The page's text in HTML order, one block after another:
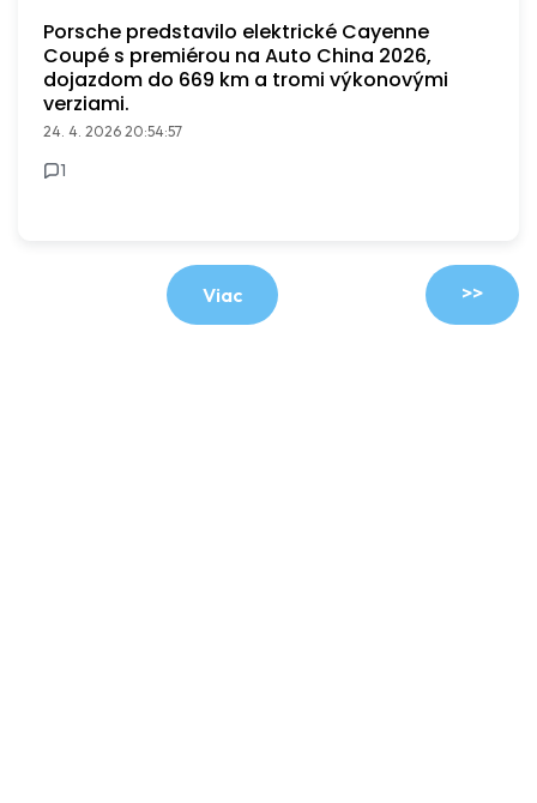
Porsche predstavilo elektrické Cayenne
Coupé s premiérou na Auto China 2026,
dojazdom do 669 km a tromi výkonovými
verziami.
24. 4. 2026 20:54:57
1
>>